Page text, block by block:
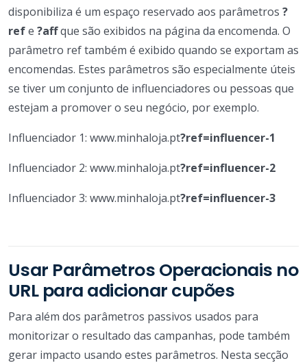
disponibiliza é um espaço reservado aos parâmetros ?
refe ?affque são exibidos na página da encomenda. O
parâmetro ref também é exibido quando se exportam as
encomendas. Estes parâmetros são especialmente úteis
se tiver um conjunto de influenciadores ou pessoas que
estejam a promover o seu negócio, por exemplo.
Influenciador 1: www.minhaloja.pt?ref=influencer-1
Influenciador 2: www.minhaloja.pt?ref=influencer-2
Influenciador 3: www.minhaloja.pt?ref=influencer-3
Usar Parâmetros Operacionais no
URL para adicionar cupões
Para além dos parâmetros passivos usados para
monitorizar o resultado das campanhas, pode também
gerar impacto usando estes parâmetros. Nesta secção